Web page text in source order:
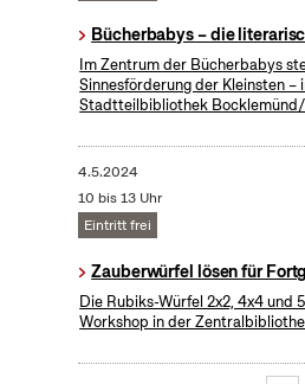
Bücherbabys – die
Im Zentrum der Bücherbabys
Sinnesförderung der Kleinsten –
Stadtteilbibliothek
4.5.2024
10 bis 13 Uhr
Eintritt frei
​Zauberwürfel lösen für
Die Rubiks-Würfel 2x2, 4x4 und
Workshop in der